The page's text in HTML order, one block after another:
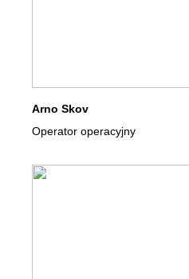
Arno Skov
Operator operacyjny